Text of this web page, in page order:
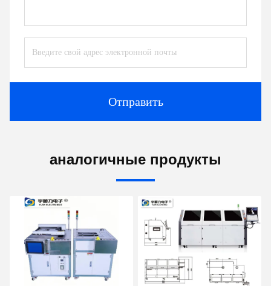
Отправить
аналогичные продукты